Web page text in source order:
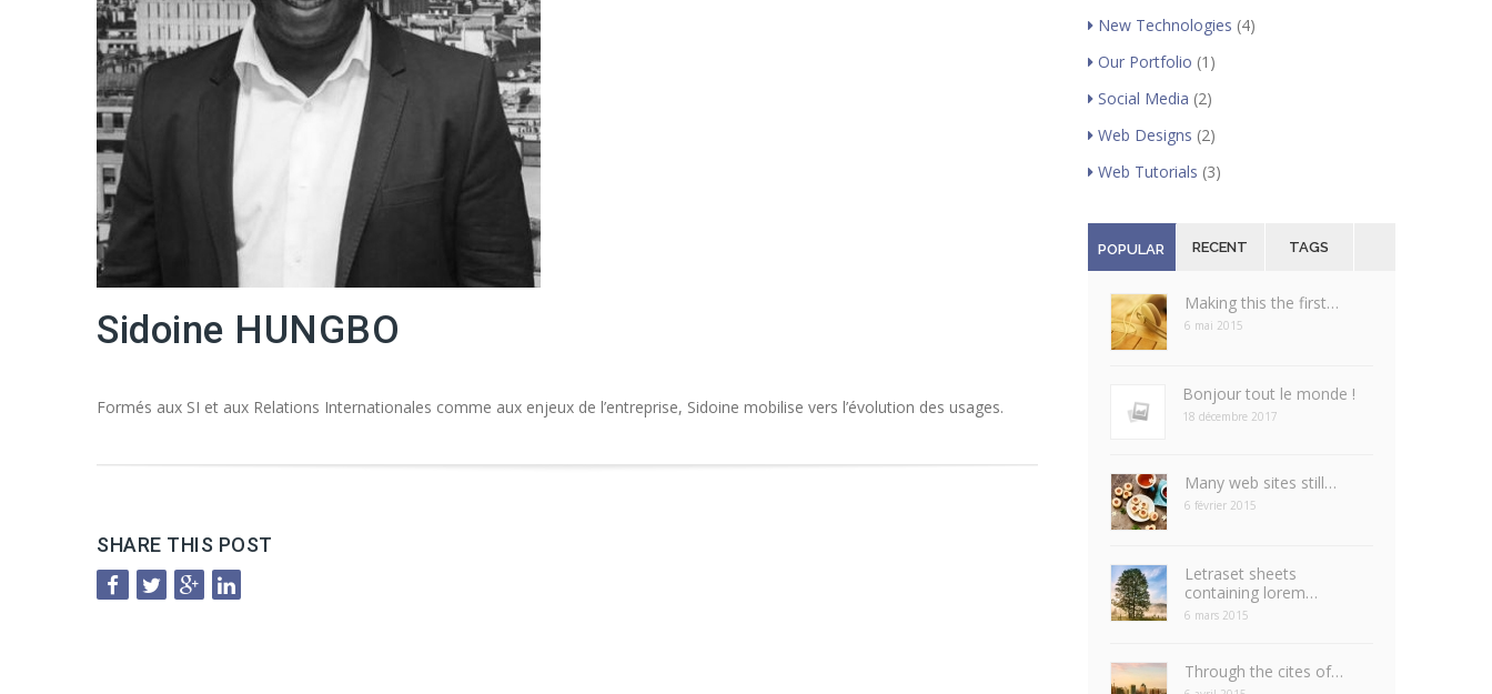
Sidoine HUNGBO
Formés aux SI et aux Relations Internationales comme aux enjeux de l’entreprise, Sidoine mobilise vers l’évolution des usages.
SHARE THIS POST
New Technologies (4)
Our Portfolio (1)
Social Media (2)
Web Designs (2)
Web Tutorials (3)
POPULAR RECENT TAGS
Making this the first…
6 mai 2015
Bonjour tout le monde !
18 décembre 2017
Many web sites still…
6 février 2015
Letraset sheets
containing lorem…
6 mars 2015
Through the cites of…